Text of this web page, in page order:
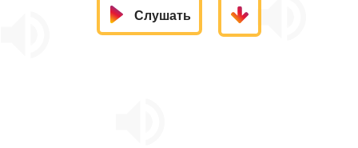
Слушать